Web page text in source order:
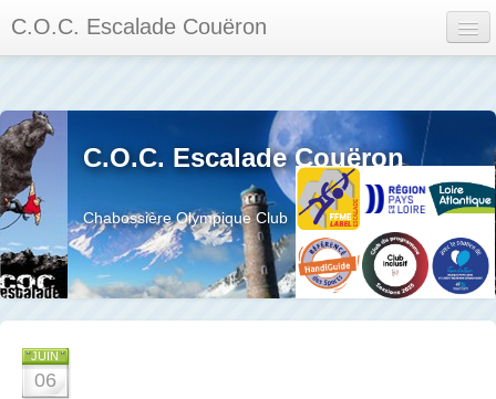
C.O.C. Escalade Couëron
Calendrier des événements et des compétitions
Les membres
Les séances
Privée
La salle et le mur
C.O.C. Escalade Couëron
Chabossière Olympique Club
JUIN
06